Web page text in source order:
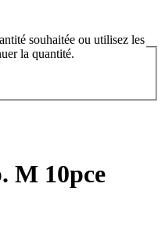
souhaitée ou utilisez les
la quantité.
M 10pce